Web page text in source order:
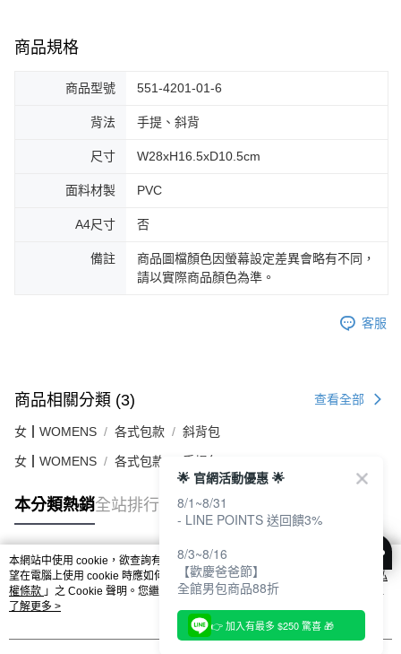
商品規格
商品型號 551-4201-01-6
背法 手提、斜背
尺寸 W28xH16.5xD10.5cm
面料材製 PVC
A4尺寸 否
備註
商品圖檔顏色因螢幕設定差異會略有不同，
請以實際商品顏色為準。
客服
商品相關分類 (3) 查看全部
女┃WOMENS 各式包款 斜背包
女┃WOMENS 各式包款 手提包
本分類熱銷全站排行
熱門標籤
本網站中使用 cookie，欲查詢有關本網站使用 cookie 方式之詳情，及若您不希
望在電腦上使用 cookie 時應如何變更電腦的 cookie 設定，請參閱本網站「
隱私
權條款 」之 Cookie 聲明。您繼續使用本網站即表示您同意本公司得按本網站使
用條款之 Cookie 聲明使用 cookie。
了解更多 >
🌟 官網活動優惠 🌟
8/1~8/31
- LINE POINTS 送回饋3%
8/3~8/16
【歡慶爸爸節】
全館男包商品88折
👉 加入有最多 $250 驚喜 🎁